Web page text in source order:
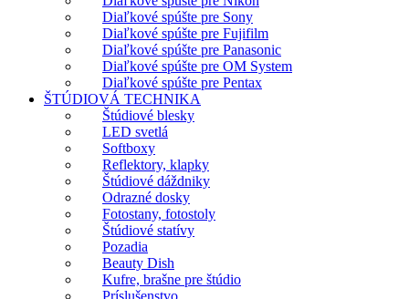
Diaľkové spúšte pre Sony
Diaľkové spúšte pre Fujifilm
Diaľkové spúšte pre Panasonic
Diaľkové spúšte pre OM System
Diaľkové spúšte pre Pentax
ŠTÚDIOVÁ TECHNIKA
Štúdiové blesky
LED svetlá
Softboxy
Reflektory, klapky
Štúdiové dáždniky
Odrazné dosky
Fotostany, fotostoly
Štúdiové statívy
Pozadia
Beauty Dish
Kufre, brašne pre štúdio
Príslušenstvo